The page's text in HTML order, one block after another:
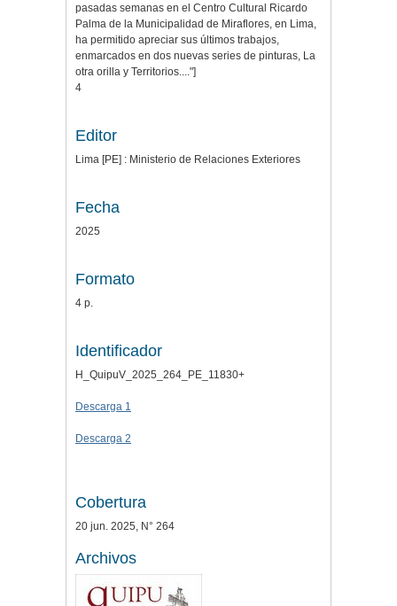
pasadas semanas en el Centro Cultural Ricardo
Palma de la Municipalidad de Miraflores, en Lima,
ha permitido apreciar sus últimos trabajos,
enmarcados en dos nuevas series de pinturas, La
otra orilla y Territorios...."]
4
Editor
Lima [PE] : Ministerio de Relaciones Exteriores
Fecha
2025
Formato
4 p.
Identificador
H_QuipuV_2025_264_PE_11830+
Descarga 1
Descarga 2
Cobertura
20 jun. 2025, N° 264
Archivos